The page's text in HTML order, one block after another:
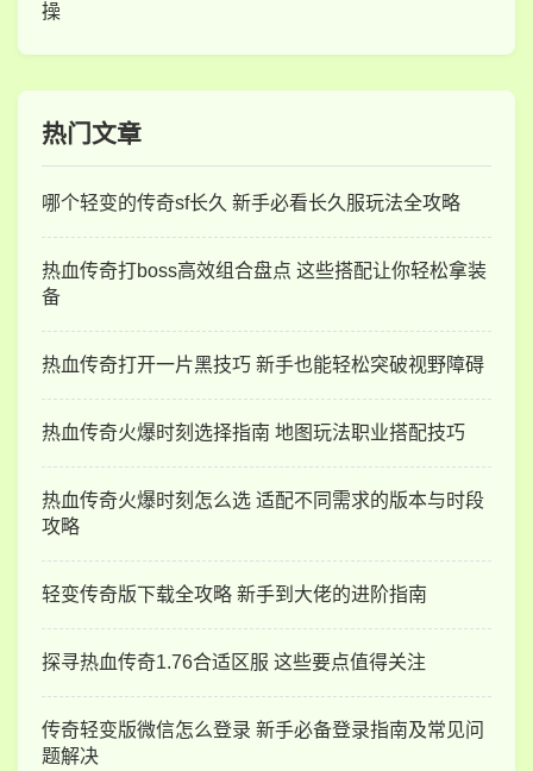
操
热门文章
哪个轻变的传奇sf长久 新手必看长久服玩法全攻略
热血传奇打boss高效组合盘点 这些搭配让你轻松拿装
备
热血传奇打开一片黑技巧 新手也能轻松突破视野障碍
热血传奇火爆时刻选择指南 地图玩法职业搭配技巧
热血传奇火爆时刻怎么选 适配不同需求的版本与时段
攻略
轻变传奇版下载全攻略 新手到大佬的进阶指南
探寻热血传奇1.76合适区服 这些要点值得关注
传奇轻变版微信怎么登录 新手必备登录指南及常见问
题解决